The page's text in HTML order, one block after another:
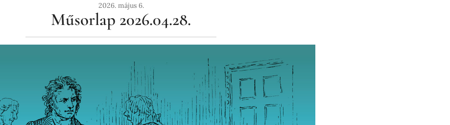
2026. május 6.
Műsorlap 2026.04.28.